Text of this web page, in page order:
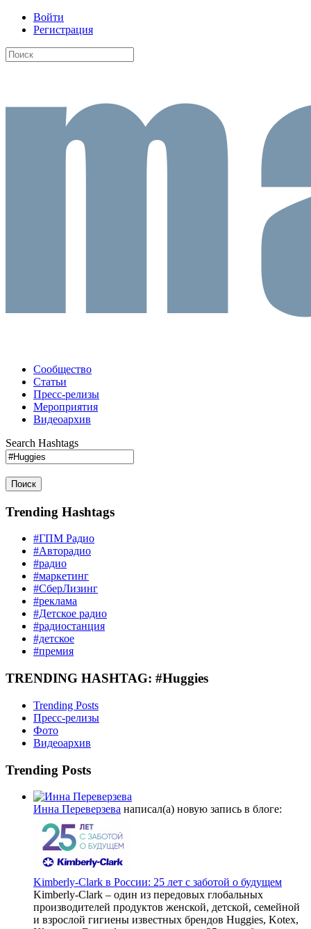
Войти
Регистрация
Сообщество
Статьи
Пресс-релизы
Мероприятия
Видеоархив
Search Hashtags
Поиск
Trending Hashtags
#ГПМ Радио
#Авторадио
#радио
#маркетинг
#СберЛизинг
#реклама
#Детское радио
#радиостанция
#детское
#премия
TRENDING HASHTAG: #Huggies
Trending Posts
Пресс-релизы
Фото
Видеоархив
Trending Posts
Инна Переверзева написал(а) новую запись в блоге:
Kimberly-Clark в России: 25 лет с заботой о будущем
Kimberly-Сlark – один из передовых глобальных
производителей продуктов женской, детской, семейной
и взрослой гигиены известных брендов Huggies, Kotex,